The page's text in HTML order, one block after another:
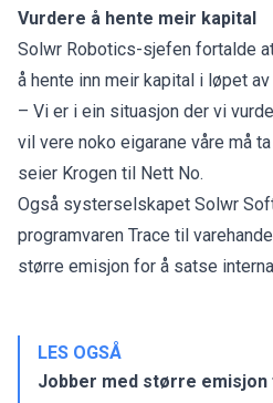
Vurdere å hente meir kapital
Solwr Robotics-sjefen fortalde
å hente inn meir kapital i løpet
– Vi er i ein situasjon der vi
vil vere noko eigarane våre må
seier Krogen til Nett No.
Også systerselskapet Solwr
programvaren Trace til
større emisjon for å satse
LES OGSÅ
Jobber med større